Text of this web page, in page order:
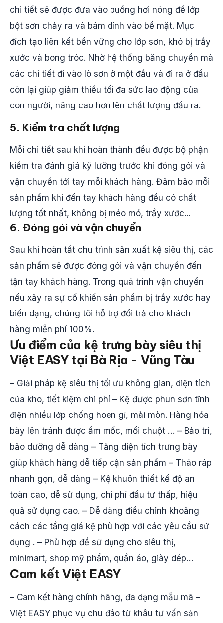
chi tiết sẽ được đưa vào buồng hơi nóng để lớp
bột sơn chảy ra và bám dính vào bề mặt. Mục
đích tạo liên kết bền vững cho lớp sơn, khó bị trầy
xước và bong tróc. Nhờ hệ thống băng chuyền mà
các chi tiết đi vào lò sơn ở một đầu và đi ra ở đầu
còn lại giúp giảm thiểu tối đa sức lao động của
con người, nâng cao hơn lên chất lượng đầu ra.
5. Kiểm tra chất lượng
Mỗi chi tiết sau khi hoàn thành đều được bộ phận
kiểm tra đánh giá kỹ lưỡng trước khi đóng gói và
vận chuyển tới tay mỗi khách hàng. Đảm bảo mỗi
sản phẩm khi đến tay khách hàng đều có chất
lượng tốt nhất, không bị méo mó, trầy xước...
6. Đóng gói và vận chuyển
Sau khi hoàn tất chu trình sản xuất kệ siêu thị, các
sản phẩm sẽ được đóng gói và vận chuyển đến
tận tay khách hàng. Trong quá trình vận chuyển
nếu xảy ra sự cố khiến sản phẩm bị trầy xước hay
biến dạng, chúng tôi hỗ trợ đổi trả cho khách
hàng miễn phí 100%.
Ưu điểm của kệ trưng bày siêu thị
Việt EASY tại Bà Rịa - Vũng Tàu
– Giải pháp kệ siêu thị tối ưu không gian, diện tích
của kho, tiết kiệm chi phí – Kệ được phun sơn tĩnh
điện nhiều lớp chống hoen gỉ, mài mòn. Hàng hóa
bày lên tránh được ẩm mốc, mối chuột … – Bảo trì,
bảo dưỡng dễ dàng – Tăng diện tích trưng bày
giúp khách hàng dễ tiếp cận sản phẩm – Tháo ráp
nhanh gọn, dễ dàng – Kệ khuôn thiết kế độ an
toàn cao, dễ sử dụng, chi phí đầu tư thấp, hiệu
quả sử dụng cao. – Dễ dàng điều chỉnh khoảng
cách các tầng giá kệ phù hợp với các yêu cầu sử
dụng . – Phù hợp để sử dụng cho siêu thị,
minimart, shop mỹ phẩm, quần áo, giày dép…
Cam kết Việt EASY
– Cam kết hàng chính hãng, đa dạng mẫu mã –
Việt EASY phục vụ chu đáo từ khâu tư vấn sản